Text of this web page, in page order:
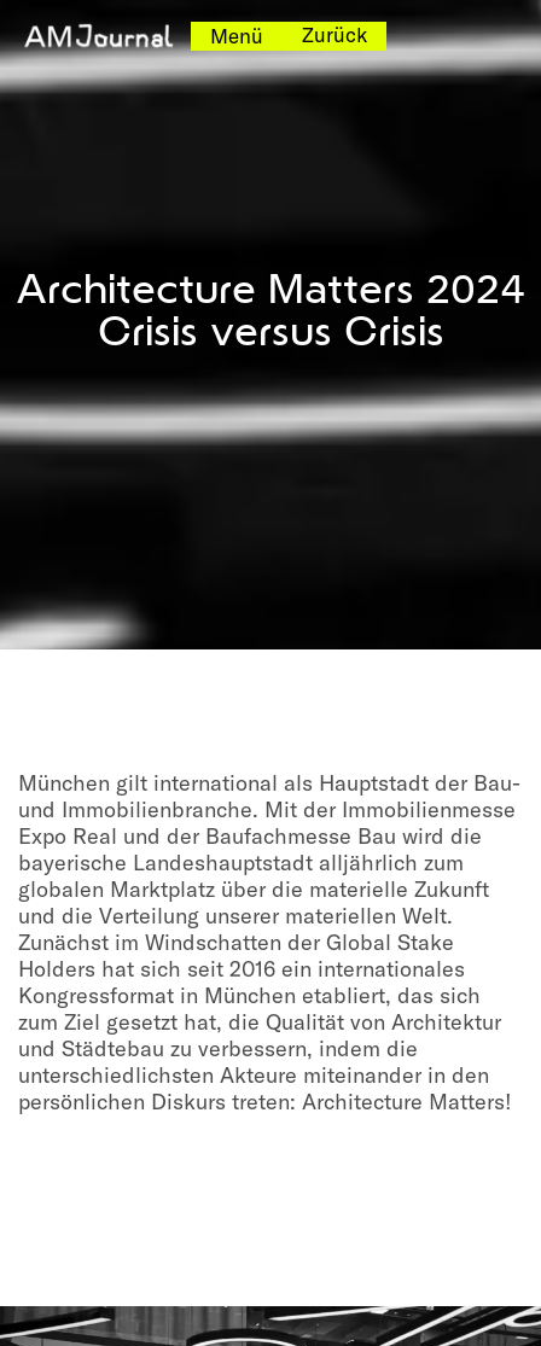
Menü Zurück
Architecture Matters 2024
Crisis versus Crisis
München gilt international als Hauptstadt der Bau-
und Immobilienbranche. Mit der Immobilienmesse
Expo Real und der Baufachmesse Bau wird die
bayerische Landeshauptstadt alljährlich zum
globalen Marktplatz über die materielle Zukunft
und die Verteilung unserer materiellen Welt.
Zunächst im Windschatten der Global Stake
Holders hat sich seit 2016 ein internationales
Kongressformat in München etabliert, das sich
zum Ziel gesetzt hat, die Qualität von Architektur
und Städtebau zu verbessern, indem die
unterschiedlichsten Akteure miteinander in den
persönlichen Diskurs treten: Architecture Matters!